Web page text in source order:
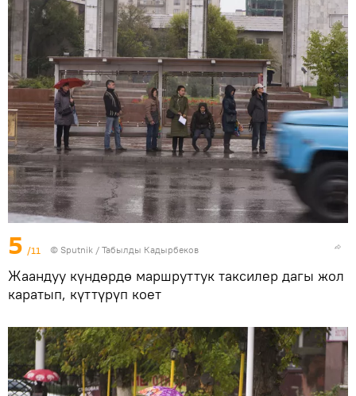
5 /11 © Sputnik / Табылды Кадырбеков
Жаандуу күндөрдө маршруттук таксилер дагы жол
каратып, күттүрүп коет